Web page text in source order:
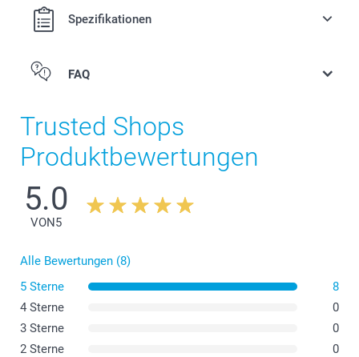
Spezifikationen
FAQ
Trusted Shops
Produktbewertungen
5.0
VON5
Alle Bewertungen (8)
5 Sterne
8
4 Sterne
0
3 Sterne
0
2 Sterne
0